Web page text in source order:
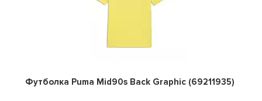
0
Футболка Puma Mid90s Back Graphic (69211935)